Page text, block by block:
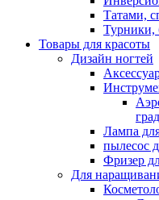
Татами,
Турники,
Товары для красоты
Дизайн ногтей
Лампа
пылесос
Фризер
Для